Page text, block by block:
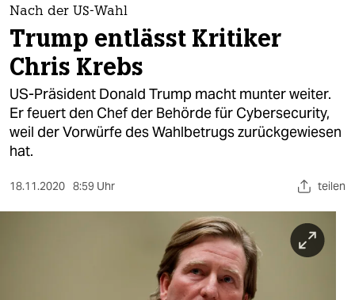
themen
politik
öko
gesellschaft
kultur
sport
Nach der US-Wahl
Trump entlässt Kritiker
Chris Krebs
US-Präsident Donald Trump macht munter weiter.
Er feuert den Chef der Behörde für Cybersecurity,
weil der Vorwürfe des Wahlbetrugs zurückgewiesen
hat.
18.11.2020 8:59 Uhr teilen